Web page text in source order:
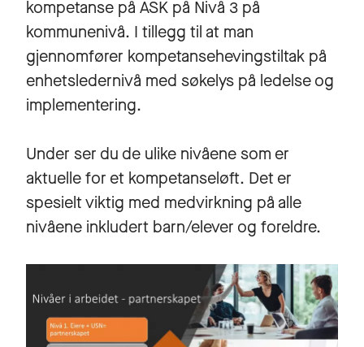
kompetanse på ASK på Nivå 3 på
kommunenivå. I tillegg til at man
gjennomfører kompetansehevingstiltak på
enhetsledernivå med søkelys på ledelse og
implementering.
Under ser du de ulike nivåene som er
aktuelle for et kompetanseløft. Det er
spesielt viktig med medvirkning på alle
nivåene inkludert barn/elever og foreldre.